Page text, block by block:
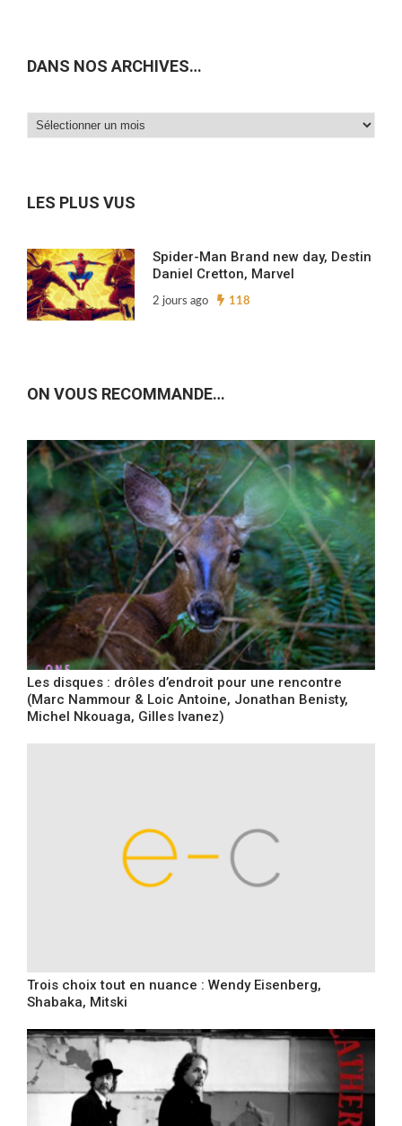
DANS NOS ARCHIVES…
Dans
LES PLUS VUS
Spider-Man Brand new day, Destin
Daniel Cretton, Marvel
2 jours ago 118
ON VOUS RECOMMANDE…
Les disques : drôles d’endroit pour une rencontre
(Marc Nammour & Loic Antoine, Jonathan Benisty,
Michel Nkouaga, Gilles Ivanez)
Trois choix tout en nuance : Wendy Eisenberg,
Shabaka, Mitski